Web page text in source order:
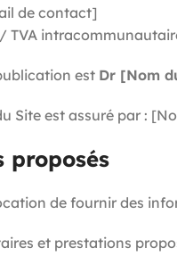
de contact]
TVA
est Dr [Nom
Site est assuré par :
proposés
de fournir des
et prestations